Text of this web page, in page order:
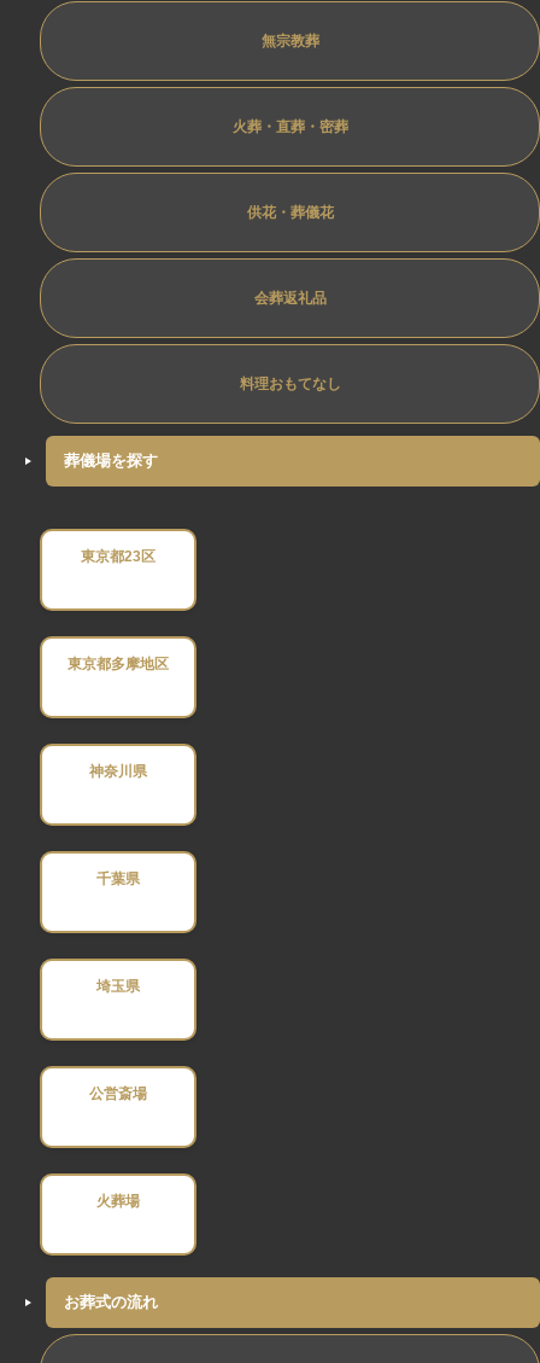
無宗教葬
火葬・直葬・密葬
供花・葬儀花
会葬返礼品
料理おもてなし
葬儀場を探す
東京都23区
東京都多摩地区
神奈川県
千葉県
埼玉県
公営斎場
火葬場
お葬式の流れ